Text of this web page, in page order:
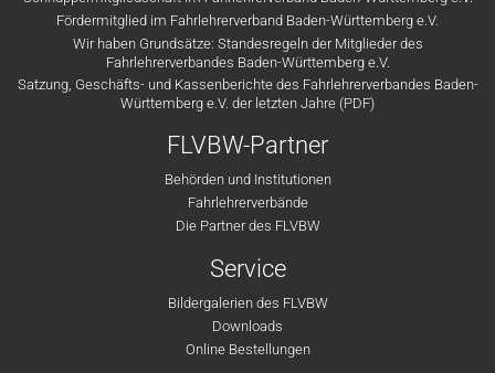
Fördermitglied im Fahrlehrerverband Baden-Württemberg e.V.
Wir haben Grundsätze: Standesregeln der Mitglieder des
Fahrlehrerverbandes Baden-Württemberg e.V.
Satzung, Geschäfts- und Kassenberichte des Fahrlehrerverbandes Baden-
Württemberg e.V. der letzten Jahre (PDF)
FLVBW-Partner
Behörden und Institutionen
Fahrlehrerverbände
Die Partner des FLVBW
Service
Bildergalerien des FLVBW
Downloads
Online Bestellungen